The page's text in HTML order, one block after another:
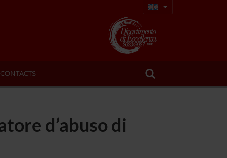
CONTACTS
d’abuso di